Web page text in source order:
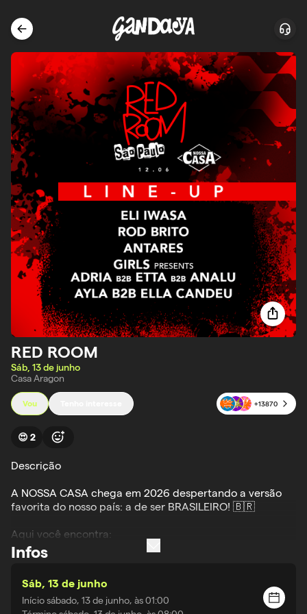
RED ROOM
Sáb, 13 de junho
Casa Aragon
Vou +13870
😍 2
Descrição
A NOSSA CASA chega em 2026 despertando a versão
favorita do nosso país: a de ser BRASILEIRO! 🇧🇷
Aqui você encontra:
Transmissão dos jogos em alta qualidade;
Ambiente imersivo;
Bar e gastronomia;
Infos
Sáb, 13 de junho
Iníciosábado, 13 de junho, às 01:00